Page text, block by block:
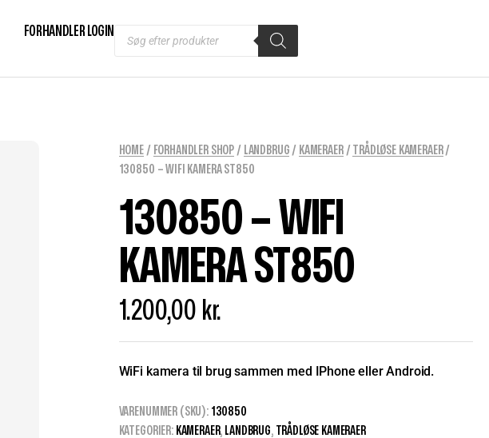
FORHANDLER LOGIN
HOME / FORHANDLER SHOP / LANDBRUG / KAMERAER/ TRÅDLØSE KAMERAER/
130850 – WIFI KAMERA ST850
130850 – WIFI
KAMERA ST850
1.200,00 kr.
WiFi kamera til brug sammen med IPhone eller Android.
VARENUMMER (SKU): 130850
KATEGORIER: KAMERAER, LANDBRUG, TRÅDLØSE KAMERAER